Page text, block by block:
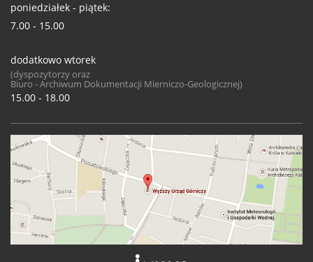
poniedziałek - piątek:
7.00 - 15.00
dodatkowo wtorek
(dyspozytorzy oraz
Biuro - Archiwum Dokumentacji Mierniczo-Geologicznej)
15.00 - 18.00